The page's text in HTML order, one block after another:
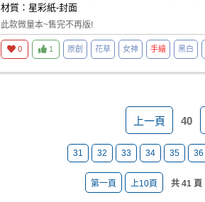
材質：星彩紙-封面
此款微量本~售完不再版!
0 1 原創 花草 女神 手繪 黑白
上一頁 40
31 32 33 34 35 36
第一頁 上10頁 共 41 頁